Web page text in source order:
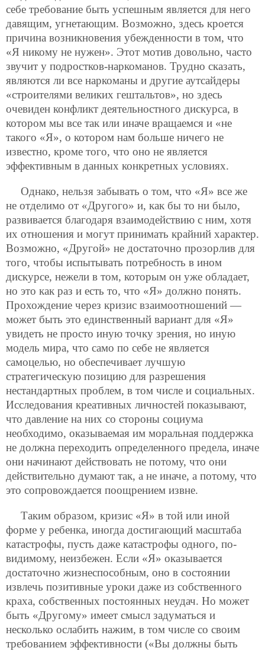
себе требование быть успешным является для него
давящим, угнетающим. Возможно, здесь кроется
причина возникновения убежденности в том, что
«Я никому не нужен». Этот мотив довольно, часто
звучит у подростков-наркоманов. Трудно сказать,
являются ли все наркоманы и другие аутсайдеры
«строителями великих гештальтов», но здесь
очевиден конфликт деятельностного дискурса, в
котором мы все так или иначе вращаемся и «не
такого «Я», о котором нам больше ничего не
известно, кроме того, что оно не является
эффективным в данных конкретных условиях.
Однако, нельзя забывать о том, что «Я» все же
не отделимо от «Другого» и, как бы то ни было,
развивается благодаря взаимодействию с ним, хотя
их отношения и могут принимать крайний характер.
Возможно, «Другой» не достаточно прозорлив для
того, чтобы испытывать потребность в ином
дискурсе, нежели в том, которым он уже обладает,
но это как раз и есть то, что «Я» должно понять.
Прохождение через кризис взаимоотношений —
может быть это единственный вариант для «Я»
увидеть не просто иную точку зрения, но иную
модель мира, что само по себе не является
самоцелью, но обеспечивает лучшую
стратегическую позицию для разрешения
нестандартных проблем, в том числе и социальных.
Исследования креативных личностей показывают,
что давление на них со стороны социума
необходимо, оказываемая им моральная поддержка
не должна переходить определенного предела, иначе
они начинают действовать не потому, что они
действительно думают так, а не иначе, а потому, что
это сопровождается поощрением извне.
Таким образом, кризис «Я» в той или иной
форме у ребенка, иногда достигающий масштаба
катастрофы, пусть даже катастрофы одного, по-
видимому, неизбежен. Если «Я» оказывается
достаточно жизнеспособным, оно в состоянии
извлечь позитивные уроки даже из собственного
краха, собственных постоянных неудач. Но может
быть «Другому» имеет смысл задуматься и
несколько ослабить нажим, в том числе со своим
требованием эффективности («Вы должны быть